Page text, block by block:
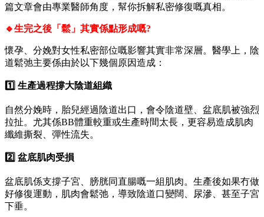
篇文章會由專業醫師角度，幫你拆解私密修復嘅真相。
🔹生完之後「鬆」其實係點形成嘅?
懷孕、分娩對女性私密部位嘅影響其實非常深層。醫學上，陰
道鬆弛主要係由於以下幾個原因造成：
1️⃣ 生產過程撐大陰道組織
自然分娩時，胎兒經過陰道出口，會令陰道壁、盆底肌被強烈
拉扯。尤其係BB體重較重或生產時間太長，更容易造成肌肉
纖維撕裂、彈性流失。
2️⃣ 盆底肌肉受損
盆底肌係支撐子宮、膀胱同直腸嘅一組肌肉。生產後如果冇做
好修復運動，肌肉會鬆弛，導致陰道口變闊、尿滲、甚至子宮
下垂。